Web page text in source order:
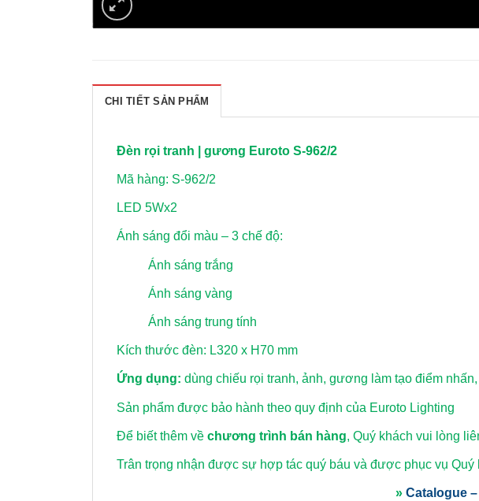
CHI TIẾT SẢN PHẨM
Đèn rọi tranh | gương Euroto S-962/2
Mã hàng: S-962/2
LED 5Wx2
Ánh sáng đổi màu – 3 chế độ:
Ánh sáng trắng
Ánh sáng vàng
Ánh sáng trung tính
Kích thước đèn: L320 x H70 mm
Ứng dụng: dùng chiếu rọi tranh, ảnh, gương làm tạo điểm
Sản phẩm được bảo hành theo quy định của Euroto Lighting
Để biết thêm về chương trình bán hàng, Quý khách vui lòng
Trân trọng nhận được sự hợp tác quý báu và được phục vụ Quý
» Catalogue